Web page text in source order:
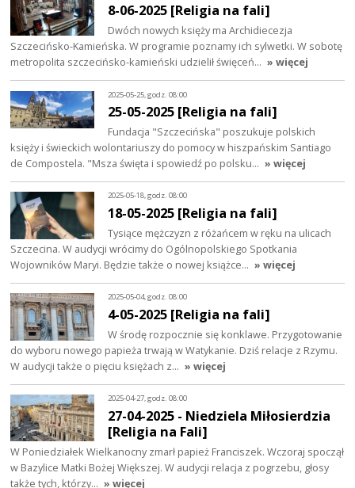
8-06-2025 [Religia na fali]
Dwóch nowych księży ma Archidiecezja
Szczecińsko-Kamieńska. W programie poznamy ich sylwetki. W sobotę
metropolita szczecińsko-kamieński udzielił święceń… » więcej
2025-05-25, godz. 08:00
25-05-2025 [Religia na fali]
Fundacja "Szczecińska" poszukuje polskich
księży i świeckich wolontariuszy do pomocy w hiszpańskim Santiago
de Compostela. "Msza święta i spowiedź po polsku… » więcej
2025-05-18, godz. 08:00
18-05-2025 [Religia na fali]
Tysiące mężczyzn z różańcem w ręku na ulicach
Szczecina. W audycji wrócimy do Ogólnopolskiego Spotkania
Wojowników Maryi. Będzie także o nowej książce… » więcej
2025-05-04, godz. 08:00
4-05-2025 [Religia na fali]
W środę rozpocznie się konklawe. Przygotowanie
do wyboru nowego papieża trwają w Watykanie. Dziś relacje z Rzymu.
W audycji także o pięciu księżach z… » więcej
2025-04-27, godz. 08:00
27-04-2025 - Niedziela Miłosierdzia
[Religia na Fali]
W Poniedziałek Wielkanocny zmarł papież Franciszek. Wczoraj spoczął
w Bazylice Matki Bożej Większej. W audycji relacja z pogrzebu, głosy
także tych, którzy… » więcej